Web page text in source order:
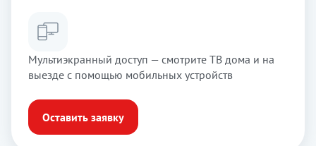
Мультиэкранный доступ — смотрите ТВ дома и на
выезде с помощью мобильных устройств
Оставить заявку